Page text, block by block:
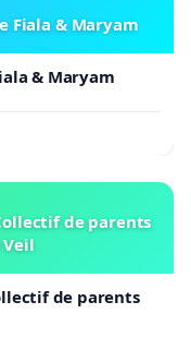
Fiala & Maryam
& Maryam
de parents
Veil
de parents